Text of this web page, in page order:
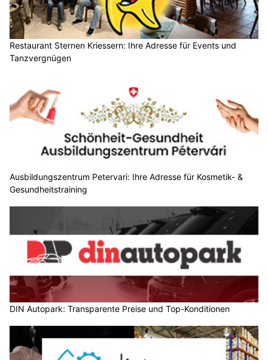
Restaurant Sternen Kriessern: Ihre Adresse für Events und
Tanzvergnügen
Ausbildungszentrum Petervari: Ihre Adresse für Kosmetik- &
Gesundheitstraining
DIN Autopark: Transparente Preise und Top-Konditionen